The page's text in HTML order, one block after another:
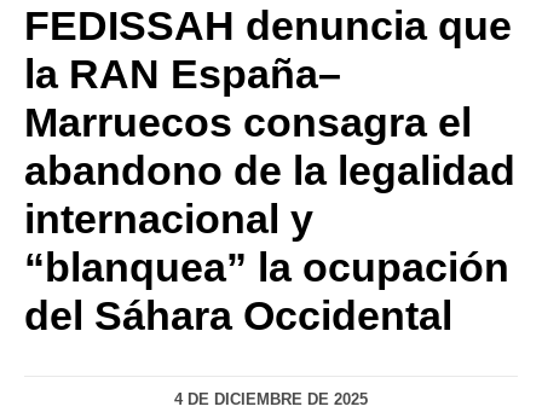
FEDISSAH denuncia que
la RAN España–
Marruecos consagra el
abandono de la legalidad
internacional y
“blanquea” la ocupación
del Sáhara Occidental
4 DE DICIEMBRE DE 2025